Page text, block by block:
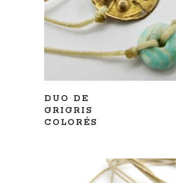
DUO DE
GRIGRIS
COLORÉS